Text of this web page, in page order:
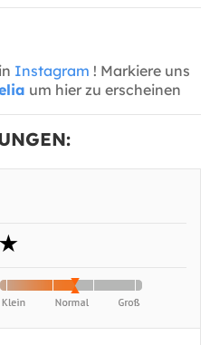
Instagram ! Markiere uns
um hier zu erscheinen